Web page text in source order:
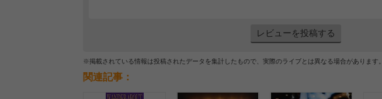
レビューを投稿する
※掲載されている情報は投稿されたデータを集計したもので、実際のライブとは異なる場合があります。
関連記事：